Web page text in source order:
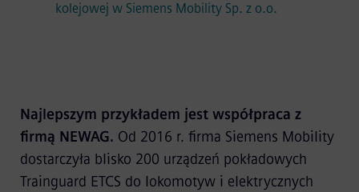
kolejowej w Siemens Mobility Sp. z o.o.
Najlepszym przykładem jest współpraca z
firmą NEWAG. Od 2016 r. firma Siemens Mobility
dostarczyła blisko 200 urządzeń pokładowych
Trainguard ETCS do lokomotyw i elektrycznych